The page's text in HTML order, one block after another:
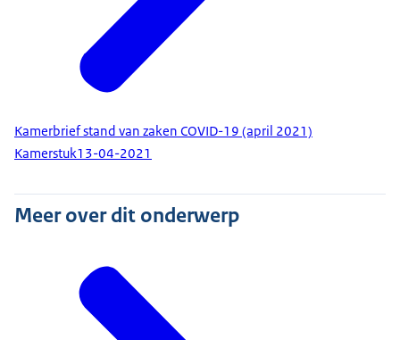
Kamerbrief stand van zaken COVID-19 (april 2021)
Kamerstuk13-04-2021
Meer over dit onderwerp